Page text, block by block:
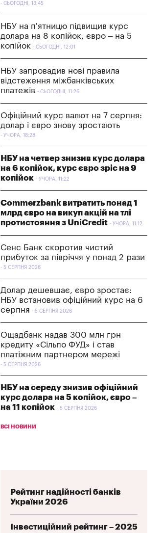
СЬОГОДНІ, 13:45
НБУ на п'ятницю підвищив курс
долара на 8 копійок, євро – на 5
копійок
СЬОГОДНІ, 12:01
НБУ запровадив нові правила
відстеження міжбанківських
платежів
СЬОГОДНІ, 11:26
Офіційний курс валют на 7 серпня:
долар і євро знову зростають
УЧОРА, 18:28
НБУ на четвер знизив курс долара
на 6 копійок, курс євро зріс на 9
копійок
УЧОРА, 11:22
Commerzbank витратить понад 1
млрд євро на викуп акцій на тлі
протистояння з UniCredit
УЧОРА, 11:12
Сенс Банк скоротив чистий
прибуток за півріччя у понад 2 рази
5 СЕРПНЯ 2026
Долар дешевшає, євро зростає:
НБУ встановив офіційний курс на 6
серпня
5 СЕРПНЯ 2026
Ощадбанк надав 300 млн грн
кредиту «Сільпо ФУД» і став
платіжним партнером мережі
5 СЕРПНЯ 2026
НБУ на середу знизив офіційний
курс долара на 5 копійок, євро –
на 11 копійок
5 СЕРПНЯ 2026
ВСІ НОВИНИ
Рейтинг надійності банків
України 2026
Інвестиційний рейтинг – 2025